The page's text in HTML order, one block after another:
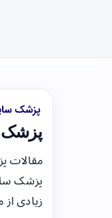
مقالات
پزشک
زیادی